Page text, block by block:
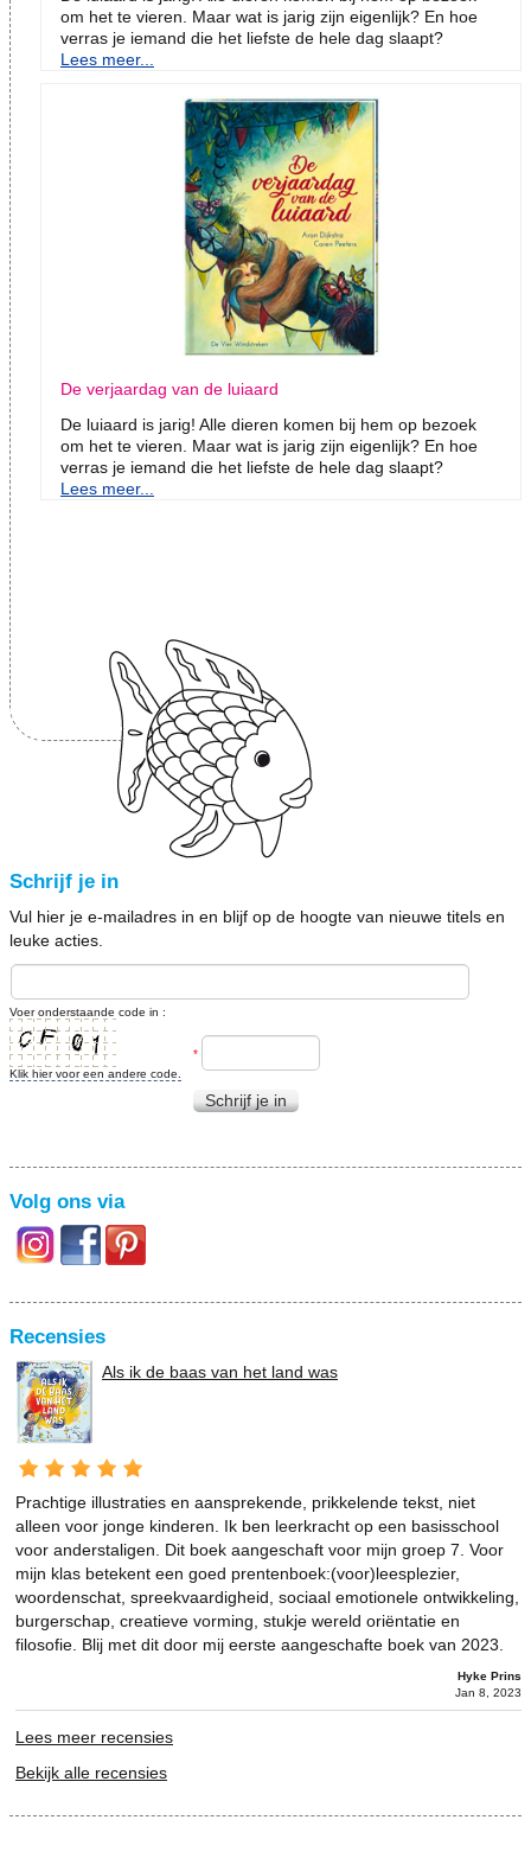
om het te vieren. Maar wat is jarig zijn eigenlijk? En hoe
verras je iemand die het liefste de hele dag slaapt?
Lees meer...
De verjaardag van de luiaard
De luiaard is jarig! Alle dieren komen bij hem op bezoek
om het te vieren. Maar wat is jarig zijn eigenlijk? En hoe
verras je iemand die het liefste de hele dag slaapt?
Lees meer...
Schrijf je in
Vul hier je e-mailadres in en blijf op de hoogte van nieuwe titels en
leuke acties.
Voer onderstaande code in :
Klik hier voor een andere code.
*
Schrijf je in
Volg ons via
Recensies
Als ik de baas van het land was
Prachtige illustraties en aansprekende, prikkelende tekst, niet
alleen voor jonge kinderen. Ik ben leerkracht op een basisschool
voor anderstaligen. Dit boek aangeschaft voor mijn groep 7. Voor
mijn klas betekent een goed prentenboek:(voor)leesplezier,
woordenschat, spreekvaardigheid, sociaal emotionele ontwikkeling,
burgerschap, creatieve vorming, stukje wereld oriëntatie en
filosofie. Blij met dit door mij eerste aangeschafte boek van 2023.
Hyke Prins
Jan 8, 2023
Lees meer recensies
Bekijk alle recensies